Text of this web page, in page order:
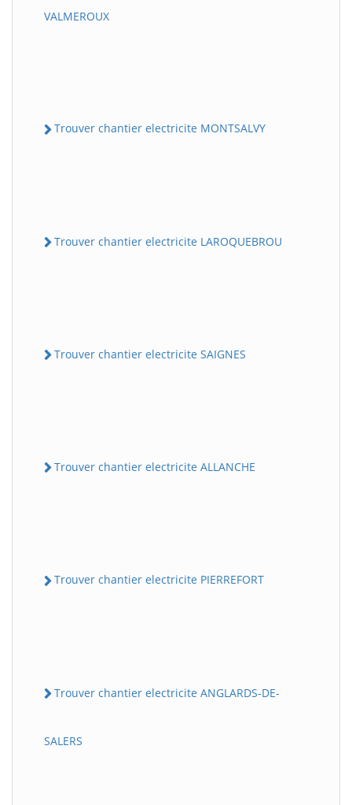
VALMEROUX
Trouver chantier electricite MONTSALVY
Trouver chantier electricite LAROQUEBROU
Trouver chantier electricite SAIGNES
Trouver chantier electricite ALLANCHE
Trouver chantier electricite PIERREFORT
Trouver chantier electricite ANGLARDS-DE-
SALERS